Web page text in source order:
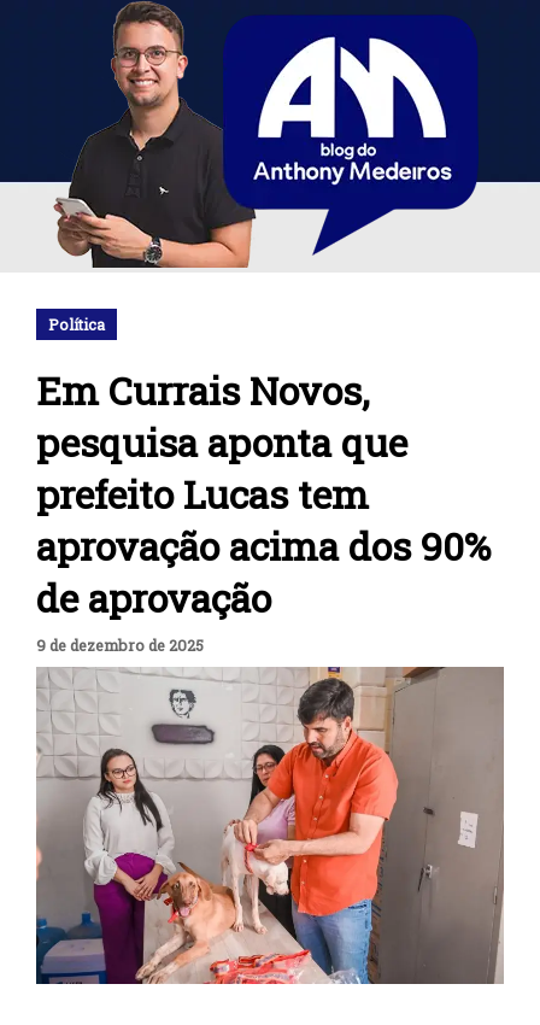
Política
Em Currais Novos,
pesquisa aponta que
prefeito Lucas tem
aprovação acima dos 90%
de aprovação
9 de dezembro de 2025